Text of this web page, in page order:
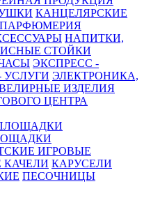
КАНЦЕЛЯРСКИЕ
НАПИТКИ,
СТОЙКИ
ЭКСПРЕСС -
УСЛУГИ ЭЛЕКТРОНИКА,
ИЗДЕЛИЯ
ЦЕНТРА
ИГРОВЫЕ
КАЧЕЛИ КАРУСЕЛИ
ПЕСОЧНИЦЫ